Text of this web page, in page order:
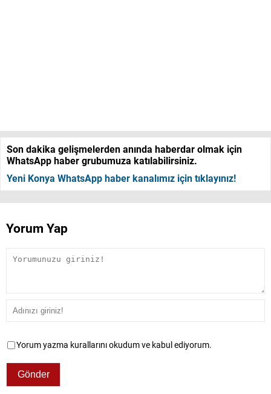
Son dakika gelişmelerden anında haberdar olmak için
WhatsApp haber grubumuza katılabilirsiniz.
Yeni Konya WhatsApp haber kanalımız için tıklayınız!
Yorum Yap
Yorum yazma kurallarını okudum ve kabul ediyorum.